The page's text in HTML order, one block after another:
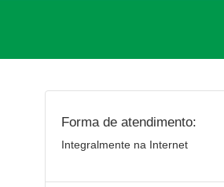
Forma de atendimento:
Integralmente na Internet